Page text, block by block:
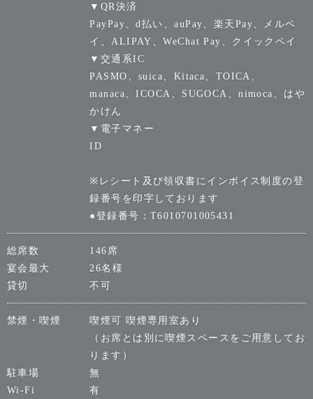
▼QR決済
PayPay、d払い、auPay、楽天Pay、メルペ
イ、ALIPAY、WeChat Pay、クイックペイ
▼交通系IC
PASMO、suica、Kitaca、TOICA、
manaca、ICOCA、SUGOCA、nimoca、はや
かけん
▼電子マネー
ID
※レシート及び領収書にインボイス制度の登
録番号を印字しております
●登録番号：T6010701005431
総席数
146席
宴会最大
26名様
貸切
不可
禁煙・喫煙
喫煙可 喫煙専用室あり
（お席とは別に喫煙スペースをご用意してお
ります）
駐車場
無
Wi-Fi
有